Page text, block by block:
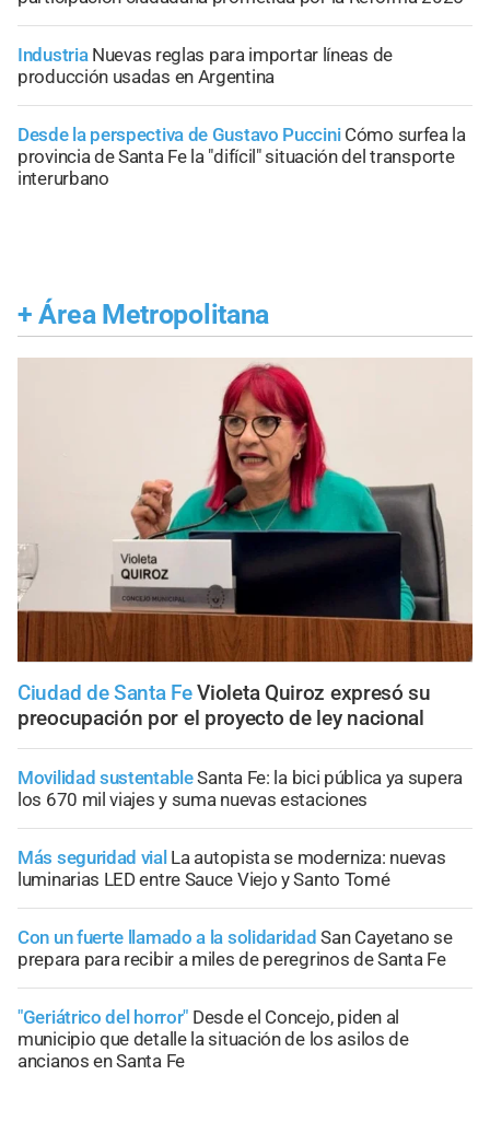
Industria Nuevas reglas para importar líneas de
producción usadas en Argentina
Desde la perspectiva de Gustavo Puccini Cómo surfea la
provincia de Santa Fe la "difícil" situación del transporte
interurbano
+ Área Metropolitana
Ciudad de Santa Fe Violeta Quiroz expresó su
preocupación por el proyecto de ley nacional
Movilidad sustentableSanta Fe: la bici pública ya supera
los 670 mil viajes y suma nuevas estaciones
Más seguridad vial La autopista se moderniza: nuevas
luminarias LED entre Sauce Viejo y Santo Tomé
Con un fuerte llamado a la solidaridad San Cayetano se
prepara para recibir a miles de peregrinos de Santa Fe
"Geriátrico del horror" Desde el Concejo, piden al
municipio que detalle la situación de los asilos de
ancianos en Santa Fe